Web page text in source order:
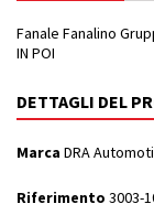
Fanale Fanalino
IN POI
DETTAGLI DEL
Marca DRA
Riferimento 3003-